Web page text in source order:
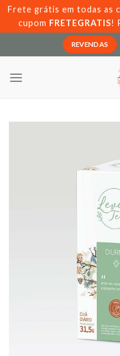
Skip
content
Frete grátis em todas as
cupom FRETEGRATIS!
REVENDAS